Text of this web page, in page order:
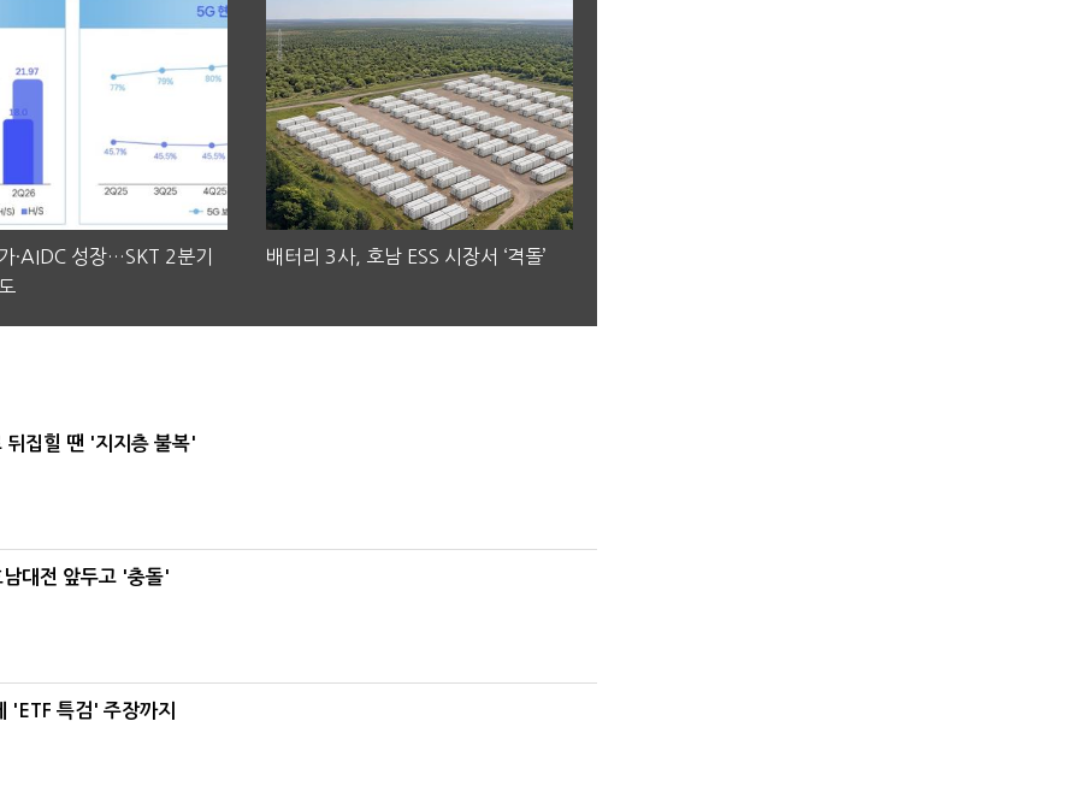
·AIDC 성장…SKT 2분기
배터리 3사, 호남 ESS 시장서 ‘격돌’
집힐 땐 '지지층 불복'
대전 앞두고 '충돌'
'ETF 특검' 주장까지